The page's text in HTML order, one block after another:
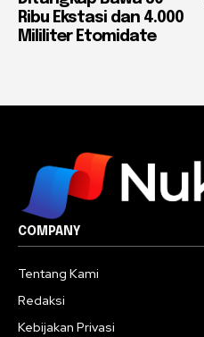
Ribu Ekstasi dan 4.000
Mililiter Etomidate
COMPANY
Tentang Kami
Redaksi
Kebijakan Privasi